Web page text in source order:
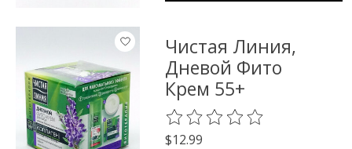
Чистая Линия,
Дневой Фито
Крем 55+
The rating of this product is
$12.99